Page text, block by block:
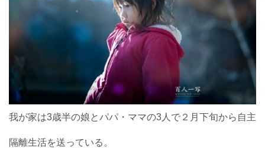
我が家は3歳半の娘とパパ・ママの3人で２月下旬から自主
隔離生活を送っている。